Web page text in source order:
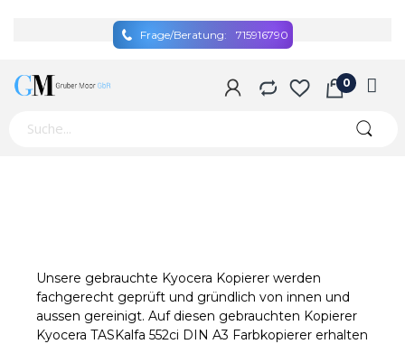
Frage/Beratung: 715916790
Unsere gebrauchte Kyocera Kopierer werden
fachgerecht geprüft und gründlich von innen und
aussen gereinigt. Auf diesen gebrauchten Kopierer
Kyocera TASKalfa 552ci DIN A3 Farbkopierer erhalten